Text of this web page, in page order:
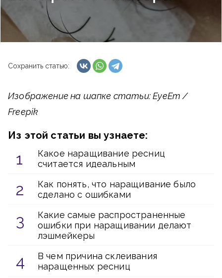
Сохранить статью:
Изображение на шапке статьи: EyeEm /
Freepik
Из этой статьи вы узнаете:
Какое наращивание ресниц
считается идеальным
Как понять, что наращивание было
сделано с ошибками
Какие самые распространенные
ошибки при наращивании делают
лэшмейкеры
В чем причина склеивания
наращенных ресниц